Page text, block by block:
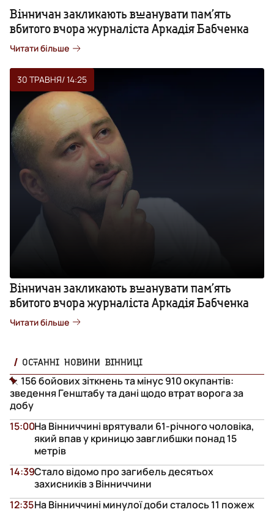
Вінничан закликають вшанувати пам’ять
вбитого вчора журналіста Аркадія Бабченка
Читати більше
30 ТРАВНЯ/ 14:25
Вінничан закликають вшанувати пам’ять
вбитого вчора журналіста Аркадія Бабченка
Читати більше
ОСТАННІ НОВИНИ ВІННИЦІ
156 бойових зіткнень та мінус 910 окупантів:
зведення Генштабу та дані щодо втрат ворога за
добу
На Вінниччині врятували 61-річного чоловіка,
який впав у криницю завглибшки понад 15
метрів
15:00
Стало відомо про загибель десятьох
захисників з Вінниччини
14:39
На Вінниччині минулої доби сталось 11 пожеж
12:35